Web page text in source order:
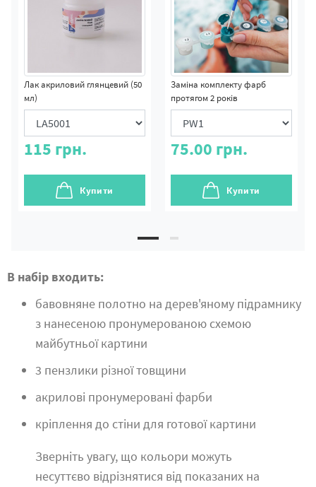
Лак акриловий глянцевий (50
мл)
115 грн.
Купити
Заміна комплекту фарб
протягом 2 років
75.00 грн.
Купити
В набір входить:
бавовняне полотно на дерев'яному підрамнику
з нанесеною пронумерованою схемою
майбутньої картини
3 пензлики різної товщини
акрилові пронумеровані фарби
кріплення до стіни для готової картини
Зверніть увагу, що кольори можуть
несуттєво відрізнятися від показаних на